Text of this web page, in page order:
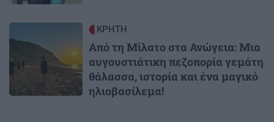
ΚΡΗΤΗ
Από τη Μίλατο στα Ανώγεια: Μια
αυγουστιάτικη πεζοπορία γεμάτη
θάλασσα, ιστορία και ένα μαγικό
ηλιοβασίλεμα!